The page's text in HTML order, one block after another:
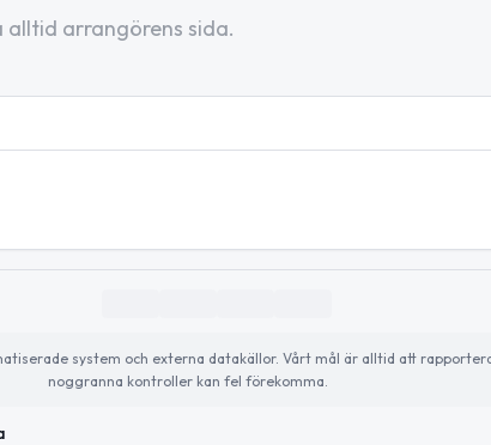
arrangörens sida.
system och externa datakällor. Vårt mål är alltid att
noggranna kontroller kan fel förekomma.